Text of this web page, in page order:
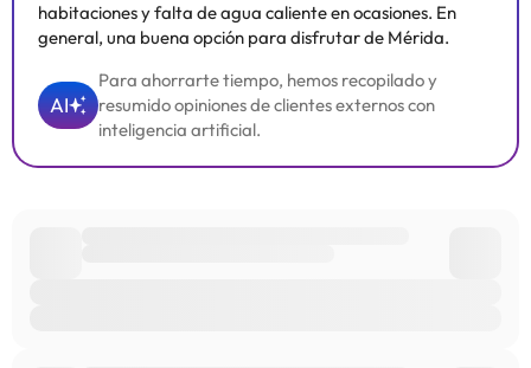
habitaciones y falta de agua caliente en ocasiones. En
general, una buena opción para disfrutar de Mérida.
AI
Para ahorrarte tiempo, hemos recopilado y
resumido opiniones de clientes externos con
inteligencia artificial.